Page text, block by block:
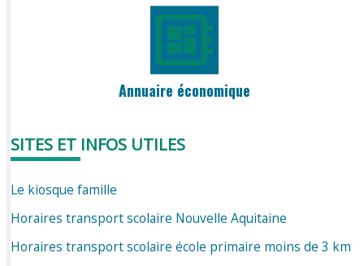
Annuaire économique
SITES ET INFOS UTILES
Le kiosque famille
Horaires transport scolaire Nouvelle Aquitaine
Horaires transport scolaire école primaire moins de 3 km